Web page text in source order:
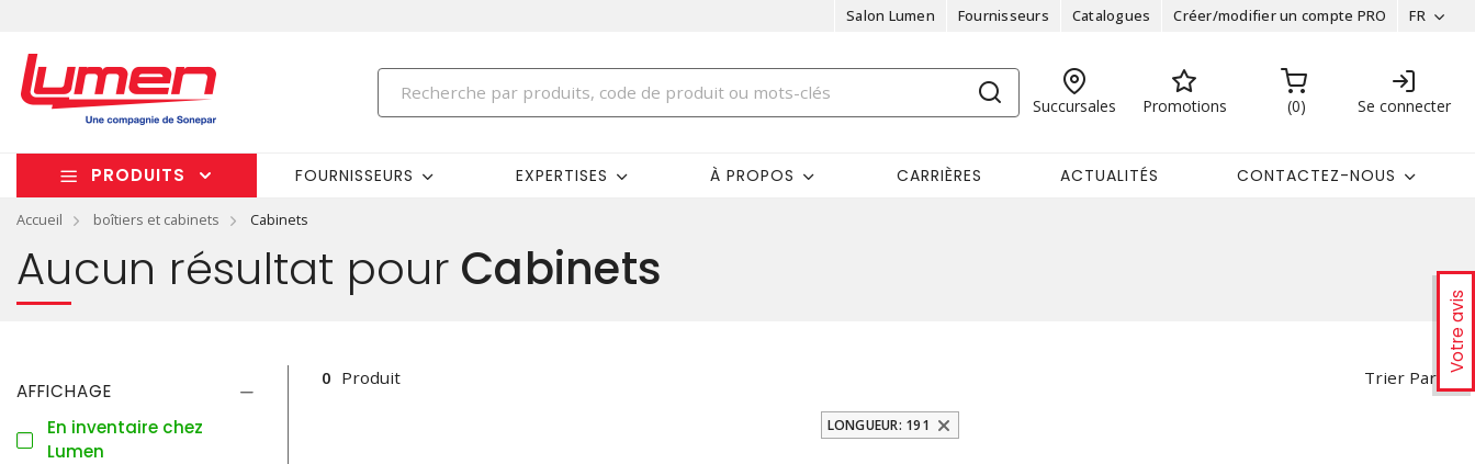
Salon Lumen Fournisseurs Catalogues Créer/modifier un compte PRO FR
Succursales Promotions 0 Se connecter
PRODUITS FOURNISSEURS EXPERTISES À PROPOS CARRIÈRES ACTUALITÉS CONTACTEZ-NOUS
Accueil boîtiers et cabinets Cabinets
Votre avis
Aucun résultat pour Cabinets
AFFICHAGE
En inventaire chez
Lumen
Trier Par
0 Produit
LONGUEUR: 191